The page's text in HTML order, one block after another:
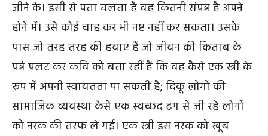
जीने के। इसी से पता चलता है वह कितनी संपन्न है अपने
होने में। उसे कोई चाह कर भी नष्ट नहीं कर सकता। उसके
पास जो तरह तरह की हवाएं हैं जो जीवन की किताब के
पन्ने पलट कर कवि को बता रहीं हैं कि वह कैसे एक स्त्री के
रूप में अपनी स्वायतता पा सकती है; दिकू लोगों की
सामाजिक व्यवस्था कैसे एक स्वच्छंद ढंग से जी रहे लोगों
को नरक की तरफ ले गई। एक स्त्री इस नरक को खूब